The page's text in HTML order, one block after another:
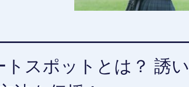
スポットとは？ 誘い